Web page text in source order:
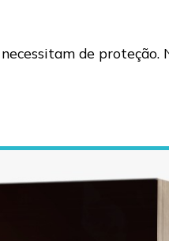
de proteção.